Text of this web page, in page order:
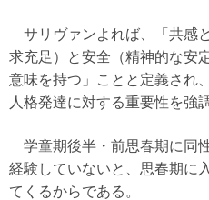
サリヴァンよれば、「共感
求充足）と安全（精神的な安
意味を持つ」ことと定義され
人格発達に対する重要性を強
学童期後半・前思春期に同
経験していないと、思春期に
てくるからである。